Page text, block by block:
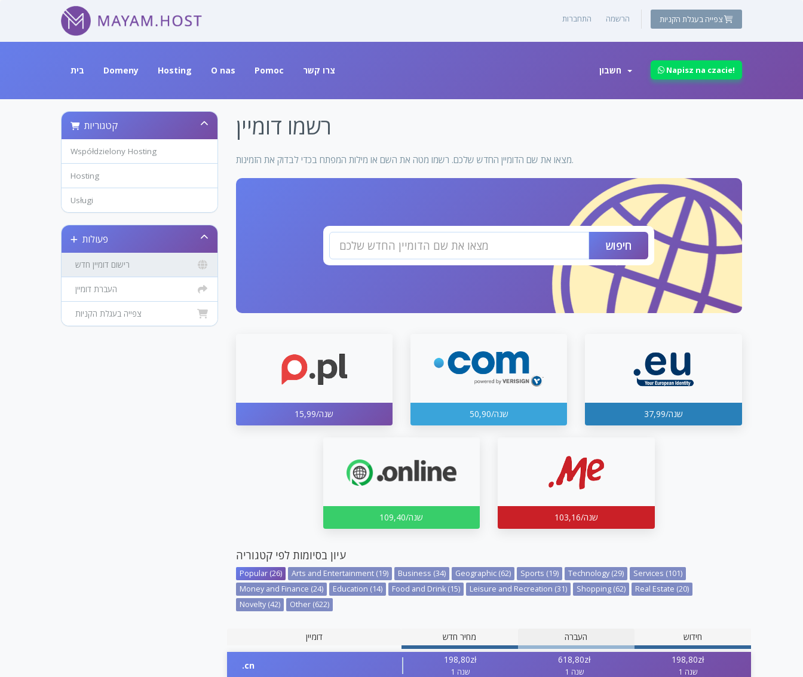
התחברות הרשמה צפייה בעגלת הקניות
בית Domeny Hosting O nas Pomoc צרו קשר Napisz na czacie!
קטגוריות
Współdzielony Hosting
Hosting
Usługi
פעולות
רישום דומיין חדש
העברת דומיין
צפייה בעגלת הקניות
רשמו דומיין
מצאו את שם הדומיין החדש שלכם. רשמו מטה את השם או מילות המפתח בכדי לבדוק את הזמינות.
חיפוש
15,99/שנה 50,90/שנה 37,99/שנה
109,40/שנה 103,16/שנה
עיון בסיומות לפי קטגוריה
Popular (26) Arts and Entertainment (19) Business (34) Geographic (62) Sports (19) Technology (29)
Services (101)
Money and Finance (24)
Education (14) Food and Drink (15) Leisure and Recreation (31) Shopping (62)
Real Estate (20)
Novelty (42)
Other (622)
דומיין מחיר חדש העברה חידוש
.cn
198,80zł
1 שנה
618,80zł
1 שנה
198,80zł
1 שנה